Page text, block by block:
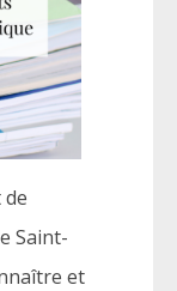
Saint-
et